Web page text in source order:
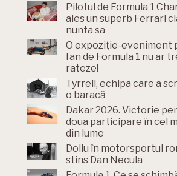
Pilotul de Formula 1
ales un superb Ferrari
nunta sa
O expoziție-eveniment
fan de Formula 1 nu ar
rateze!
Tyrrell, echipa care a
o baracă
Dakar 2026. Victorie
doua participare în cel
din lume
Doliu în motorsportul
stins Dan Necula